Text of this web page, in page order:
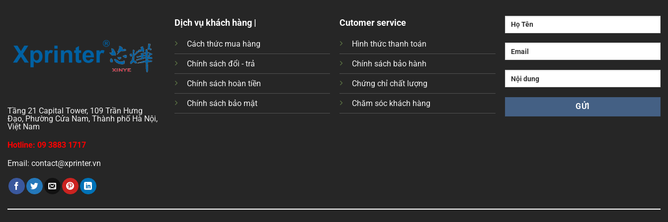
Tầng 21 Capital Tower, 109 Trần Hưng
Đạo, Phường Cửa Nam, Thành phố Hà Nội,
Việt Nam
Hotline: 09 3883 1717
Email: contact@xprinter.vn
Dịch vụ khách hàng |
Cách thức mua hàng
Chính sách đổi - trả
Chính sách hoàn tiền
Chính sách bảo mật
Cutomer service
Hình thức thanh toán
Chính sách bảo hành
Chứng chỉ chất lượng
Chăm sóc khách hàng